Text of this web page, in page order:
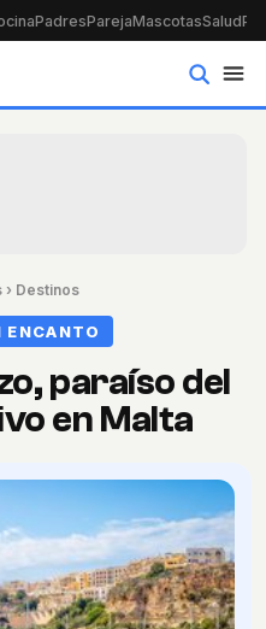
PadresParejaMascotasSalud
› Destinos
ENCANTO
paraíso del
en Malta